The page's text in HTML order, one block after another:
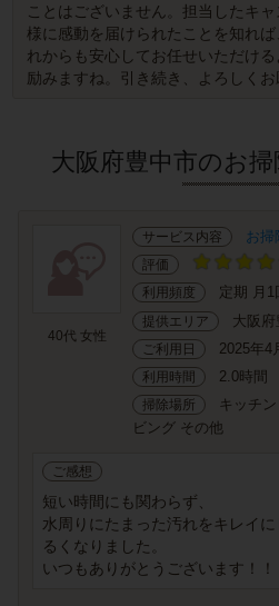
ことはございません。担当したキ
様に感動を届けられたことを知れ
れからも安心してお任せいただけ
励みますね。引き続き、よろしくお
大阪府豊中市のお掃
40代 女性
サービス内容 お掃
評価
利用頻度
定期 月1
提供エリア 大阪府
ご利用日 2025年4
利用時間 2.0時間
掃除場所
キッチ
ビング その他
ご感想
短い時間にも関わらず、
水周りにたまった汚れをキレイ
るくなりました。
いつもありがとうございます！！